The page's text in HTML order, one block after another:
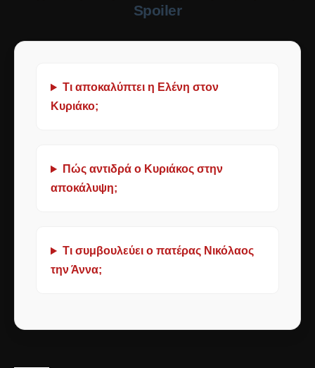
Spoiler
Τι αποκαλύπτει η Ελένη στον
Κυριάκο;
Πώς αντιδρά ο Κυριάκος στην
αποκάλυψη;
Τι συμβουλεύει ο πατέρας Νικόλαος
την Άννα;